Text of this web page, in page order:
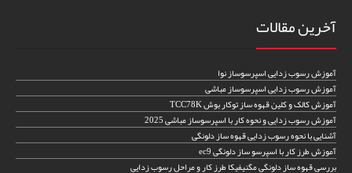
آخرین مقالات
آموزش رسوب زدایی اسپرسوساز نوا
آموزش رسوب زدایی اسپرسوساز مباشی
آموزش کالک و کلین قهوه ساز توکار بوش TCC78K
آموزش رسوب زدایی و نحوه کار با اسپرسوساز مباشی 2025
آشنایی با نحوه رسوب زدایی قهوه ساز دلونگی
آموزش طرز کار با اسپرسو ساز دلونگی ec9
بررسی قهوه ساز دلونگی مگنیفیکا طرز کار و مراحل رسوب زدایی